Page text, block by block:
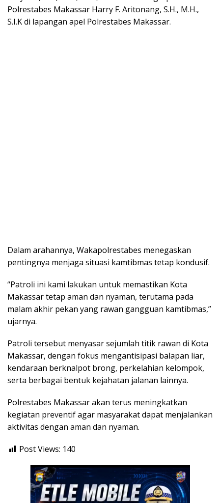
Polrestabes Makassar Harry F. Aritonang, S.H., M.H.,
S.I.K di lapangan apel Polrestabes Makassar.
Dalam arahannya, Wakapolrestabes menegaskan
pentingnya menjaga situasi kamtibmas tetap kondusif.
“Patroli ini kami lakukan untuk memastikan Kota
Makassar tetap aman dan nyaman, terutama pada
malam akhir pekan yang rawan gangguan kamtibmas,”
ujarnya.
Patroli tersebut menyasar sejumlah titik rawan di Kota
Makassar, dengan fokus mengantisipasi balapan liar,
kendaraan berknalpot brong, perkelahian kelompok,
serta berbagai bentuk kejahatan jalanan lainnya.
Polrestabes Makassar akan terus meningkatkan
kegiatan preventif agar masyarakat dapat menjalankan
aktivitas dengan aman dan nyaman.
Post Views: 140